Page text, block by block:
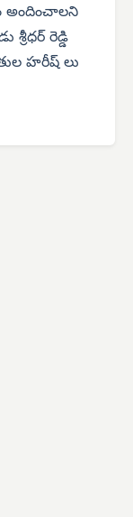
అందించాలని
రెడ్డి
హరీష్ లు